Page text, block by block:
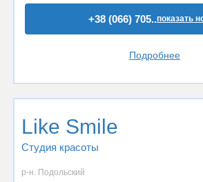
+38 (066) 705..показать
Подробнее
Like Smile
Студия красоты
р-н. Подольский